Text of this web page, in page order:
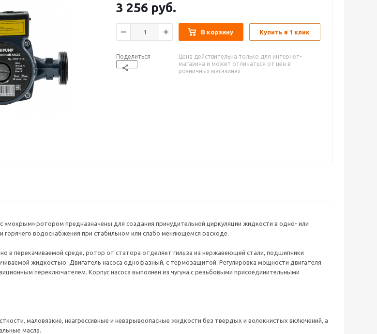
3 256 руб.
В корзину Купить в 1 клик
Поделиться
Цена действительна только для интернет-
магазина и может отличаться от цен в
розничных магазинах
«мокрым» ротором предназначены для создания принудительной циркуляции жидкости в одно- или
горячего водоснабжения при стабильном или слабо меняющемся расходе.
в перекачиваемой среде, ротор от статора отделяет гильза из нержавеющей стали, подшипники
жидкостью. Двигатель насоса однофазный, с термозащитой. Регулировка мощности двигателя
переключателем. Корпус насоса выполнен из чугуна с резьбовыми присоединительными
маловязкие, неагрессивные и невзрывоопасные жидкости без твердых и волокнистых включений, а
масла.